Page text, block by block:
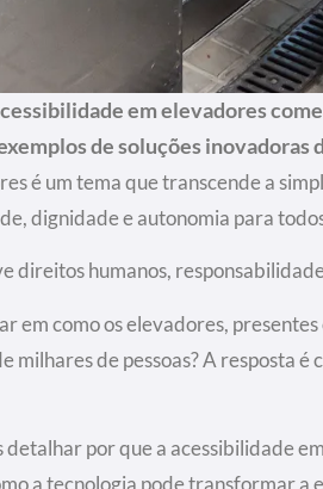
em elevadores
de soluções inovadoras
é um tema que transcende a
dignidade e autonomia para
direitos humanos,
em como os elevadores,
milhares de pessoas? A resposta
por que a acessibilidade
a tecnologia pode transformar a